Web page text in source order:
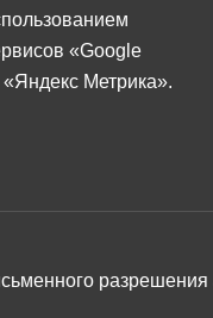
«Google
Метрика».
разрешения